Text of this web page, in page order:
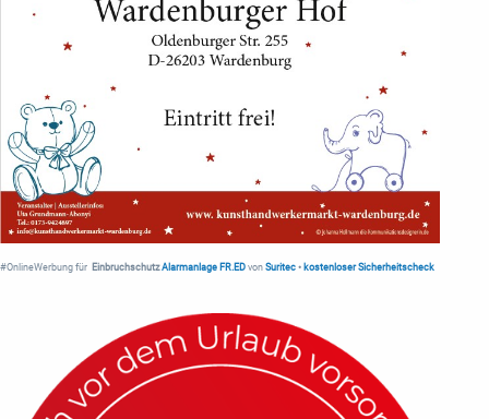
#OnlineWerbung für Einbruchschutz Alarmanlage FR.ED von Suritec • kostenloser Sicherheitscheck